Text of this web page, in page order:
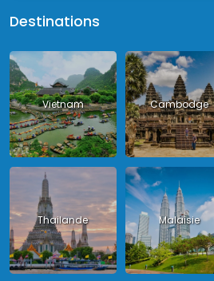
Destinations
Vietnam Cambodge
Thailande Malaisie